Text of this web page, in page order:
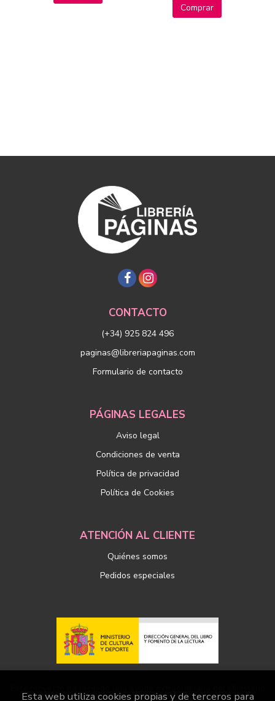
Comprar
CONTACTO
(+34) 925 824 496
paginas@libreriapaginas.com
Formulario de contacto
PÁGINAS LEGALES
Aviso legal
Condiciones de venta
Política de privacidad
Política de Cookies
ATENCIÓN AL CLIENTE
Quiénes somos
Pedidos especiales
Esta web utiliza cookies propias y de terceros para